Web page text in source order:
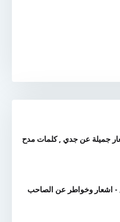
جميلة عن جدي , كلمات مدح
اشعار وخواطر عن الصاحب